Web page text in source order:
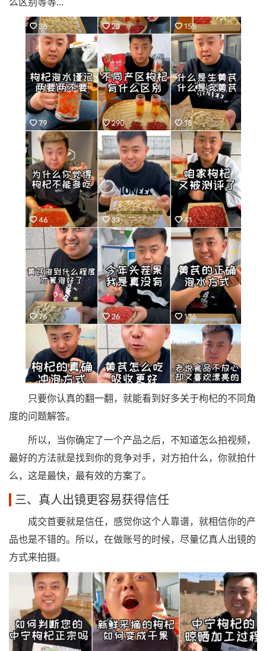
只要你认真的翻一翻，就能看到好多关于枸杞的不同角
度的问题解答。
所以，当你确定了一个产品之后，不知道怎么拍视频，
最好的方法就是找到你的竞争对手，对方拍什么，你就拍什
么，这是最快，最有效的方案了。
三、真人出镜更容易获得信任
成交首要就是信任，感觉你这个人靠谱，就相信你的产
品也是不错的。所以，在做账号的时候，尽量亿真人出镜的
方式来拍摄。